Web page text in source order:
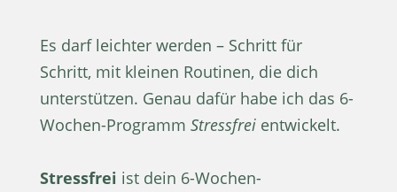
Es darf leichter werden – Schritt für
Schritt, mit kleinen Routinen, die dich
unterstützen. Genau dafür habe ich das 6-
Wochen-Programm Stressfreientwickelt.
Stressfrei ist dein 6-Wochen-